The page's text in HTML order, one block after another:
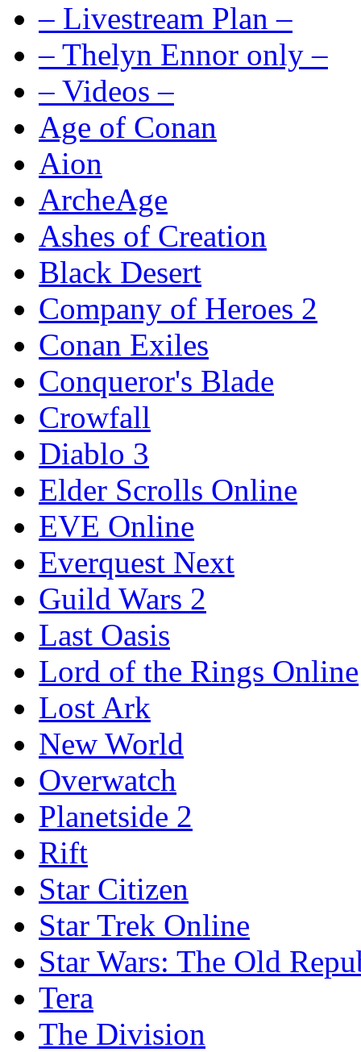
– Livestream Plan –
– Thelyn Ennor only –
– Videos –
Age of Conan
Aion
ArcheAge
Ashes of Creation
Black Desert
Company of Heroes 2
Conan Exiles
Conqueror's Blade
Crowfall
Diablo 3
Elder Scrolls Online
EVE Online
Everquest Next
Guild Wars 2
Last Oasis
Lord of the Rings Online
Lost Ark
New World
Overwatch
Planetside 2
Rift
Star Citizen
Star Trek Online
Star Wars: The Old
Tera
The Division